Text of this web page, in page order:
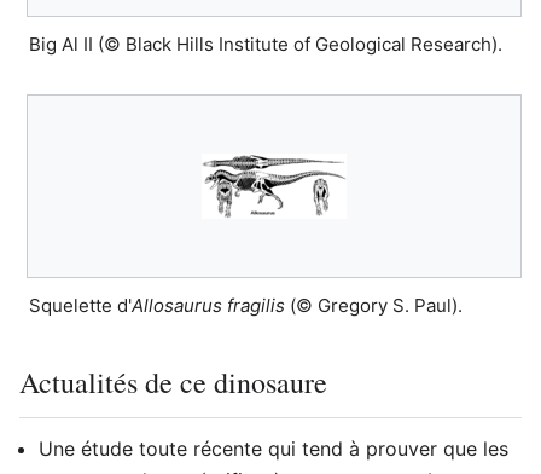
Big Al II (© Black Hills Institute of Geological Research).
Squelette d'Allosaurus fragilis (© Gregory S. Paul).
Actualités de ce dinosaure
Une étude toute récente qui tend à prouver que les